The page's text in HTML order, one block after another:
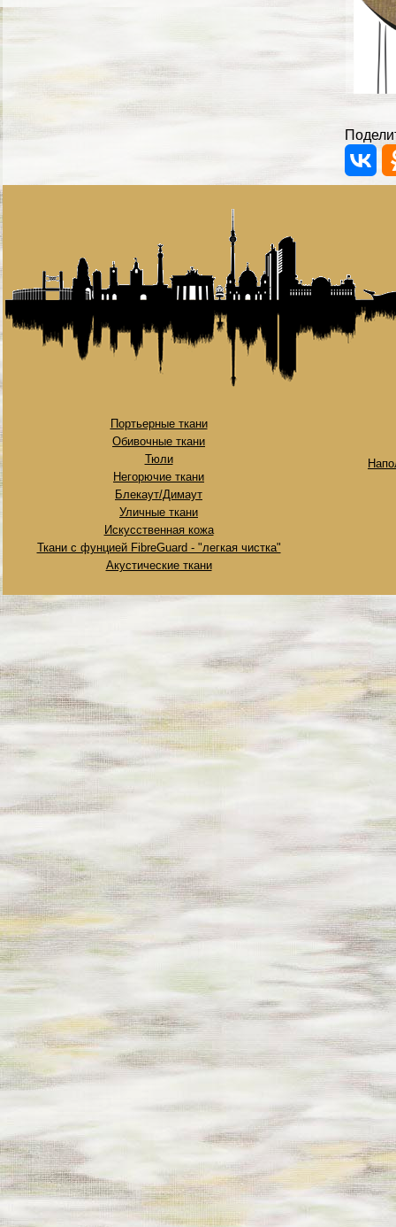
Портьерные ткани
Обивочные ткани
Тюли
Негорючие ткани
Блекаут/Димаут
Уличные ткани
Искусственная кожа
Ткани с фунцией FibreGuard - "легкая чистка"
Акустические ткани